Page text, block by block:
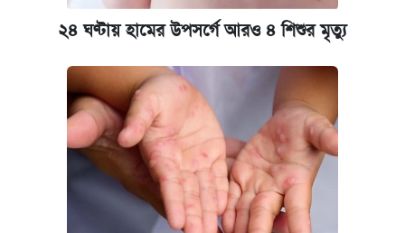
আজকের বাজারে স্বর্ণের দাম (৬ আগস্ট)
কেমব্রিজ বিশ্ববিদ্যালয়ের এমবিএ স্কলারশিপে
আবেদন শুরু
২৪ ঘণ্টায় হামের উপসর্গে আরও ৪ শিশুর মৃত্যু